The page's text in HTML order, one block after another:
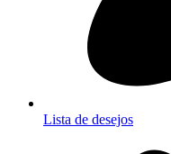
Lista de desejos